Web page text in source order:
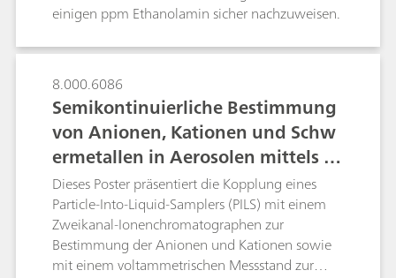
von Lösungen eingesetzt werden. Stellvertretend
für eine Inline-Probenvorbereitung beschreibt
dieses Poster das Ergebnis präziser
Standardlösung verwendet, können
Kalibrierkurven mit mehreren Punkten
automatisch aufgezeichnet werden, indem eine
konzentrierte Standardlösung in einem externen
Gefäss verdünnt wird.
einigen ppm Ethanolamin sicher nachzuweisen.
8.000.6086
Semikontinuierliche Bestimmung
von Anionen, Kationen und Schw
ermetallen in Aerosolen mittels PI
LS-IC-VA
Dieses Poster präsentiert die Kopplung eines
Particle-Into-Liquid-Samplers (PILS) mit einem
Zweikanal-Ionenchromatographen zur
Bestimmung der Anionen und Kationen sowie
mit einem voltammetrischen Messstand zur